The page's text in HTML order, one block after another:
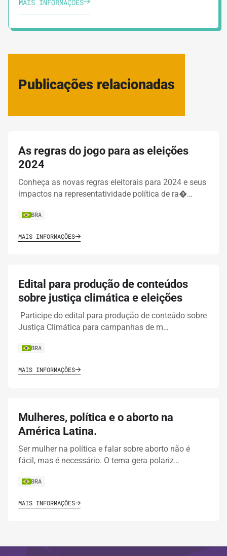
MAIS INFORMAÇÕES
Publicações relacionadas
As regras do jogo para as eleições
2024
Conheça as novas regras eleitorais para 2024 e seus
impactos na representatividade política de ra�…
BRA
MAIS INFORMAÇÕES
Edital para produção de conteúdos
sobre justiça climática e eleições
Participe do edital para produção de conteúdo sobre
Justiça Climática para campanhas de m…
BRA
MAIS INFORMAÇÕES
Mulheres, política e o aborto na
América Latina.
Ser mulher na política e falar sobre aborto não é
fácil, mas é necessário. O tema gera polariz…
BRA
MAIS INFORMAÇÕES